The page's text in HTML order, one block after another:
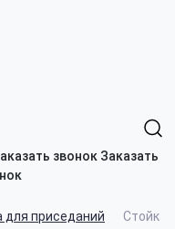
Заказать
для приседаний Стойка